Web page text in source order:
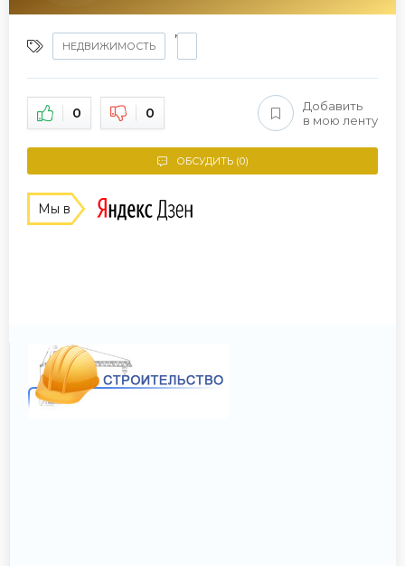
НЕДВИЖИМОСТЬ
,
0 0
Добавить
в мою ленту
ОБСУДИТЬ (0)
Мы в